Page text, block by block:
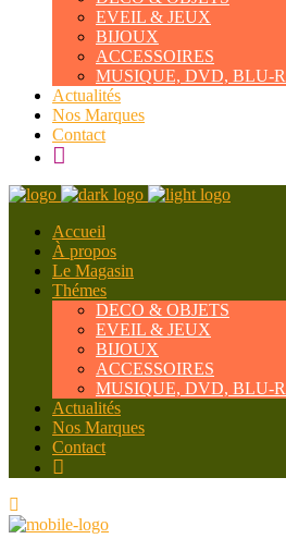
EVEIL & JEUX
BIJOUX
ACCESSOIRES
MUSIQUE, DVD, BLU-
Actualités
Nos Marques
Contact
Accueil
À propos
Le Magasin
Thémes
DECO & OBJETS
EVEIL & JEUX
BIJOUX
ACCESSOIRES
MUSIQUE, DVD, BLU-
Actualités
Nos Marques
Contact